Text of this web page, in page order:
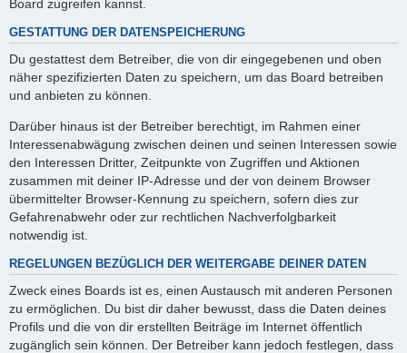
Board zugreifen kannst.
GESTATTUNG DER DATENSPEICHERUNG
Du gestattest dem Betreiber, die von dir eingegebenen und oben
näher spezifizierten Daten zu speichern, um das Board betreiben
und anbieten zu können.
Darüber hinaus ist der Betreiber berechtigt, im Rahmen einer
Interessenabwägung zwischen deinen und seinen Interessen sowie
den Interessen Dritter, Zeitpunkte von Zugriffen und Aktionen
zusammen mit deiner IP-Adresse und der von deinem Browser
übermittelter Browser-Kennung zu speichern, sofern dies zur
Gefahrenabwehr oder zur rechtlichen Nachverfolgbarkeit
notwendig ist.
REGELUNGEN BEZÜGLICH DER WEITERGABE DEINER DATEN
Zweck eines Boards ist es, einen Austausch mit anderen Personen
zu ermöglichen. Du bist dir daher bewusst, dass die Daten deines
Profils und die von dir erstellten Beiträge im Internet öffentlich
zugänglich sein können. Der Betreiber kann jedoch festlegen, dass